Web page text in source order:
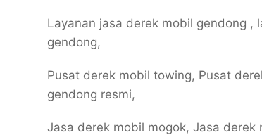
Layanan jasa derek mobil gendong ,
gendong,
Pusat derek mobil towing, Pusat
gendong resmi,
Jasa derek mobil mogok, Jasa